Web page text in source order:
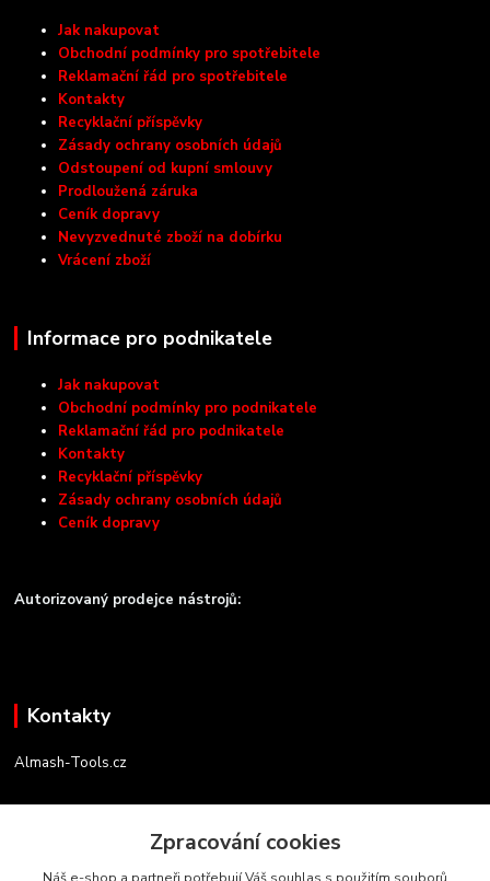
Jak nakupovat
Obchodní podmínky pro spotřebitele
Reklamační řád pro spotřebitele
Kontakty
Recyklační příspěvky
Zásady ochrany osobních údajů
Odstoupení od kupní smlouvy
Prodloužená záruka
Ceník dopravy
Nevyzvednuté zboží na dobírku
Vrácení zboží
Informace pro podnikatele
Jak nakupovat
Obchodní podmínky pro podnikatele
Reklamační řád pro podnikatele
Kontakty
Recyklační příspěvky
Zásady ochrany osobních údajů
Ceník dopravy
Autorizovaný prodejce nástrojů:
Kontakty
Almash-Tools.cz
Aleš Kolář
+420 603 145 054Zpracování cookies